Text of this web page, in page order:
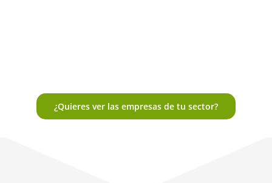
¿Quieres ver las empresas de tu sector?